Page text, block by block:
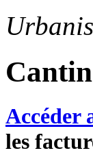
Accéder
les